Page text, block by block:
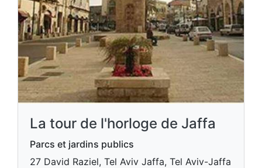
La tour de l'horloge de Jaffa
Parcs et jardins publics
27 David Raziel, Tel Aviv Jaffa, Tel Aviv-Jaffa